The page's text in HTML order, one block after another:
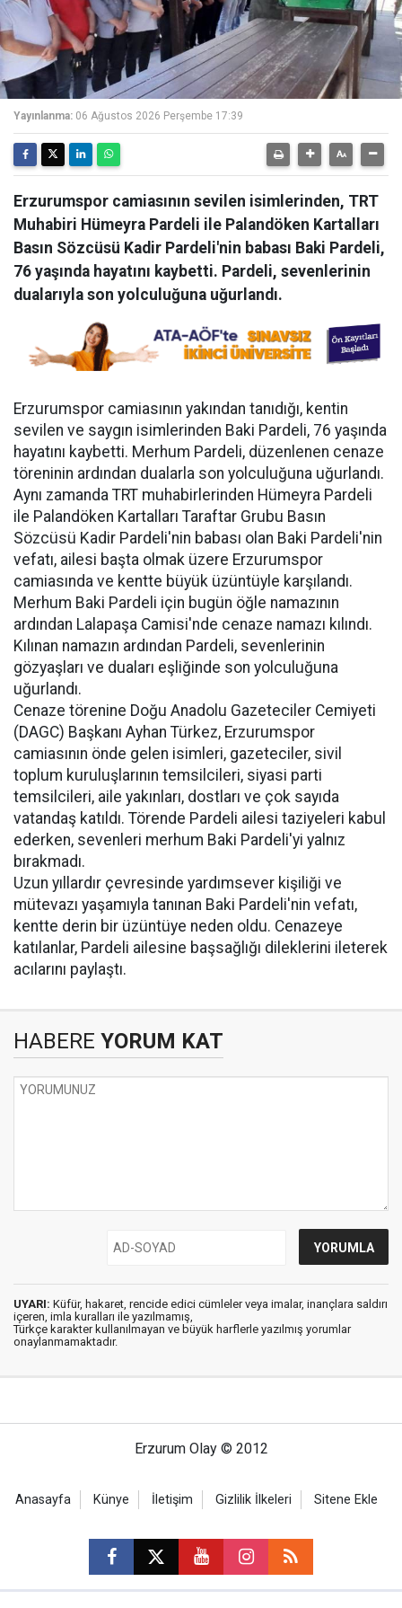
Yayınlanma: 06 Ağustos 2026 Perşembe 17:39
Erzurumspor camiasının sevilen isimlerinden, TRT
Muhabiri Hümeyra Pardeli ile Palandöken Kartalları
Basın Sözcüsü Kadir Pardeli'nin babası Baki Pardeli,
76 yaşında hayatını kaybetti. Pardeli, sevenlerinin
dualarıyla son yolculuğuna uğurlandı.
Erzurumspor camiasının yakından tanıdığı, kentin
sevilen ve saygın isimlerinden Baki Pardeli, 76 yaşında
hayatını kaybetti. Merhum Pardeli, düzenlenen cenaze
töreninin ardından dualarla son yolculuğuna uğurlandı.
Aynı zamanda TRT muhabirlerinden Hümeyra Pardeli
ile Palandöken Kartalları Taraftar Grubu Basın
Sözcüsü Kadir Pardeli'nin babası olan Baki Pardeli'nin
vefatı, ailesi başta olmak üzere Erzurumspor
camiasında ve kentte büyük üzüntüyle karşılandı.
Merhum Baki Pardeli için bugün öğle namazının
ardından Lalapaşa Camisi'nde cenaze namazı kılındı.
Kılınan namazın ardından Pardeli, sevenlerinin
gözyaşları ve duaları eşliğinde son yolculuğuna
uğurlandı.
Cenaze törenine Doğu Anadolu Gazeteciler Cemiyeti
(DAGC) Başkanı Ayhan Türkez, Erzurumspor
camiasının önde gelen isimleri, gazeteciler, sivil
toplum kuruluşlarının temsilcileri, siyasi parti
temsilcileri, aile yakınları, dostları ve çok sayıda
vatandaş katıldı. Törende Pardeli ailesi taziyeleri kabul
ederken, sevenleri merhum Baki Pardeli'yi yalnız
bırakmadı.
Uzun yıllardır çevresinde yardımsever kişiliği ve
mütevazı yaşamıyla tanınan Baki Pardeli'nin vefatı,
kentte derin bir üzüntüye neden oldu. Cenazeye
katılanlar, Pardeli ailesine başsağlığı dileklerini ileterek
acılarını paylaştı.
HABERE YORUM KAT
UYARI: Küfür, hakaret, rencide edici cümleler veya imalar, inançlara saldırı
içeren, imla kuralları ile yazılmamış,
Türkçe karakter kullanılmayan ve büyük harflerle yazılmış yorumlar
onaylanmamaktadır.
Erzurum Olay © 2012
Anasayfa Künye İletişim Gizlilik İlkeleri Sitene Ekle